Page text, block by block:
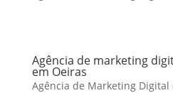
Agência de marketing
em Oeiras
Agência de Marketing Digital